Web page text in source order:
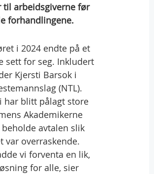
til arbeidsgiverne før
forhandlingene.
i 2024 endte på et
sett for seg. Inkludert
Kjersti Barsok i
(NTL).
har blitt pålagt store
Akademikerne
avtalen slik
var overraskende.
vi forventa en lik,
for alle, sier